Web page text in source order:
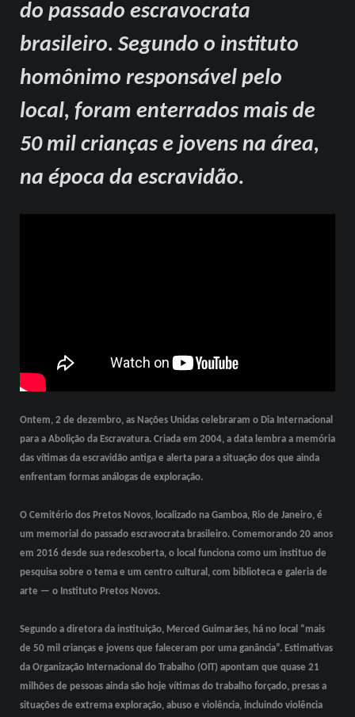
do passado escravocrata
brasileiro. Segundo o instituto
homônimo responsável pelo
local, foram enterrados mais de
50 mil crianças e jovens na área,
na época da escravidão.
Ontem, 2 de dezembro, as Nações Unidas celebraram o Dia Internacional
para a Abolição da Escravatura. Criada em 2004, a data lembra a memória
das vítimas da escravidão antiga e alerta para a situação dos que ainda
enfrentam formas análogas de exploração.
O Cemitério dos Pretos Novos, localizado na Gamboa, Rio de Janeiro, é
um memorial do passado escravocrata brasileiro. Comemorando 20 anos
em 2016 desde sua redescoberta, o local funciona como um instituo de
pesquisa sobre o tema e um centro cultural, com biblioteca e galeria de
arte — o Instituto Pretos Novos.
Segundo a diretora da instituição, Merced Guimarães, há no local “mais
de 50 mil crianças e jovens que faleceram por uma ganância”. Estimativas
da Organização Internacional do Trabalho (OIT) apontam que quase 21
milhões de pessoas ainda são hoje vítimas do trabalho forçado, presas a
situações de extrema exploração, abuso e violência, incluindo violência